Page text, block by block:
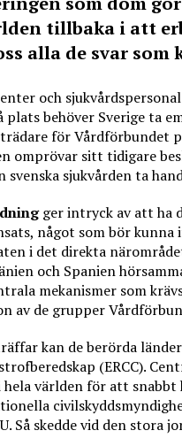
tillbaka i att
alla de svar som
och
plats behöver Sverige ta
för Vårdförbundet
omprövar sitt tidigare
sjukvården ta
ger intryck av att ha
något som bör
i det direkta
och Spanien
mekanismer som
av de grupper
kan de berörda
(ERCC).
världen för att snabbt
Så skedde vid den stora